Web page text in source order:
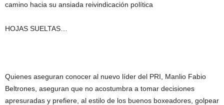
camino hacia su ansiada reivindicación política
HOJAS SUELTAS…
Quienes aseguran conocer al nuevo líder del PRI, Manlio Fabio
Beltrones, aseguran que no acostumbra a tomar decisiones
apresuradas y prefiere, al estilo de los buenos boxeadores, golpear